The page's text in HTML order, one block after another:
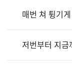
매번 쳐 튕기
저번부터 지금